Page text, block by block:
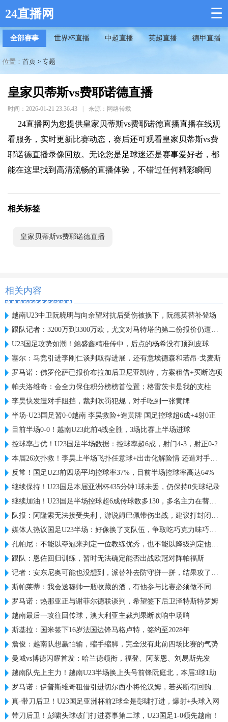
24直播网 ☰
全部赛事 世界杯直播 中超直播 英超直播 德甲直播
位置： 首页 > 专题
皇家贝蒂斯vs费耶诺德直播
时间：2026-01-21 23:36:43 来源：网络转载
24直播网为您提供皇家贝蒂斯vs费耶诺德直播直播在线观
看服务，实时更新比赛动态，赛后还可观看皇家贝蒂斯vs费
耶诺德直播录像回放。无论您是足球迷还是赛事爱好者，都
能在这里找到高清流畅的直播体验，不错过任何精彩瞬间
相关标签
皇家贝蒂斯vs费耶诺德直播
相关内容
越南U23中卫阮晓明与向余望对抗后受伤被换下，阮德英替补登场
跟队记者：3200万到3300万欧，尤文对马特塔的第二份报价仍遭拒绝
U23国足攻势如潮！鲍盛鑫精准传中，后点的杨希没有顶到皮球
塞尔：马竞引进李刚仁谈判取得进展，还有意埃德森和若昂·戈麦斯
罗马诺：佛罗伦萨已报价布拉加后卫尼亚凯特，方案租借+买断选项
帕夫洛维奇：会全力保住积分榜榜首位置；格雷茨卡是我的支柱
李昊快发遭对手阻挡，裁判吹罚犯规，对手吃到一张黄牌
半场-U23国足暂0-0越南 李昊救险+造黄牌 国足控球超6成+4射0正
目前半场0-0！越南U23此前4战全胜，3场比赛上半场进球
控球率占优！U23国足半场数据：控球率超6成，射门4-3，射正0-2
本届26次扑救！李昊上半场飞扑任意球+出击化解险情 还造对手一黄
反常！国足U23前四场平均控球率37%，目前半场控球率高达64%
继续保持！U23国足本届亚洲杯435分钟1球未丢，仍保持0失球纪录
继续加油！U23国足半场控球超6成传球数多130，多名主力在替补席
队报：阿隆索无法接受失利，游说姆巴佩带伤出战，建议打封闭被拒
媒体人热议国足U23半场：好像换了支队伍，争取吃巧克力味巧克力
孔帕尼：不能以夺冠来判定一位教练优秀，也不能以降级判定他糟糕
跟队：恩佐回归训练，暂时无法确定能否出战欧冠对阵帕福斯
记者：安东尼奥可能也没想到，派替补去防守拼一拼，结果攻了半场
斯帕莱蒂：我会送穆帅一瓶收藏的酒，有他参与比赛必须做不同准备
罗马诺：热那亚正与谢菲尔德联谈判，希望签下后卫泽特斯特罗姆
越南最后一攻往回传球，澳大利亚主裁判果断吹响中场哨
斯基拉：国米签下16岁法国边锋马格卢特，签约至2028年
詹俊：越南队想赢怕输，缩手缩脚，完全没有此前四场比赛的气势
曼城vs博德闪耀首发：哈兰德领衔，福登、阿莱恩、刘易斯先发
越南队先上主力！越南U23半场换上头号前锋阮庭北，本届3球1助
罗马诺：伊普斯维奇租借引进切尔西小将伦汉姆，若买断有回购条款
真·带刀后卫！U23国足亚洲杯前2球全是彭啸打进，爆射+头球入网
带刀后卫！彭啸头球破门打进赛事第二球，U23国足1-0领先越南！